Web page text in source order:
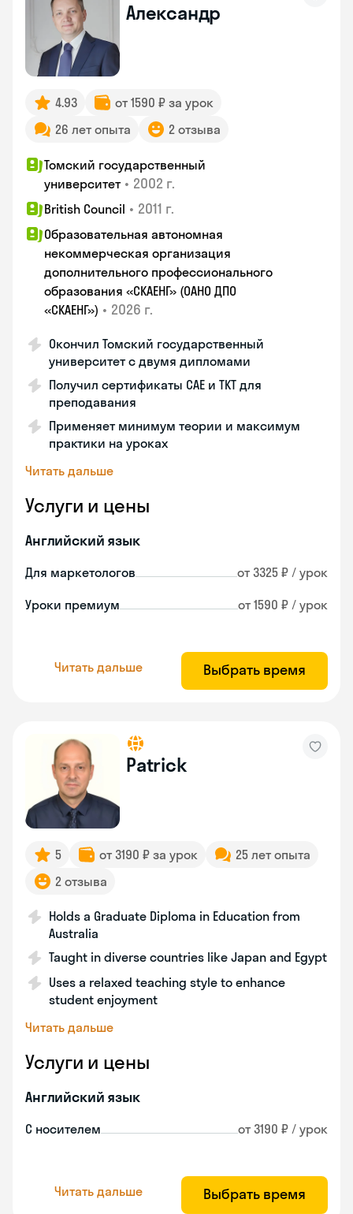
Александр
4.93
от 1590 ₽ за урок
26 лет опыта
2 отзыва
Томский государственный
университет • 2002 г.
British Council • 2011 г.
Образовательная автономная
некоммерческая организация
дополнительного профессионального
образования «СКАЕНГ» (ОАНО ДПО
«СКАЕНГ») • 2026 г.
Окончил Томский государственный
университет с двумя дипломами
Получил сертификаты CAE и TKT для
преподавания
Применяет минимум теории и максимум
практики на уроках
Читать дальше
Услуги и цены
Английский язык
Для маркетологов от 3325 ₽ / урок
Уроки премиум от 1590 ₽ / урок
Читать дальше Выбрать время
Patrick
5 от 3190 ₽ за урок
25 лет опыта
2 отзыва
Holds a Graduate Diploma in Education from
Australia
Taught in diverse countries like Japan and Egypt
Uses a relaxed teaching style to enhance
student enjoyment
Читать дальше
Услуги и цены
Английский язык
С носителем от 3190 ₽ / урок
Читать дальше Выбрать время